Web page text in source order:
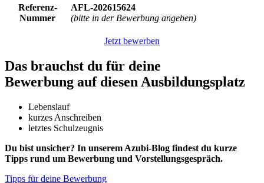
Referenz-
Nummer
AFL-202615624
(bitte in der Bewerbung angeben)
Jetzt bewerben
Das brauchst du für deine
Bewerbung auf diesen Ausbildungsplatz
Lebenslauf
kurzes Anschreiben
letztes Schulzeugnis
Du bist unsicher? In unserem Azubi-Blog findest du kurze
Tipps rund um Bewerbung und Vorstellungsgespräch.
Tipps für deine Bewerbung